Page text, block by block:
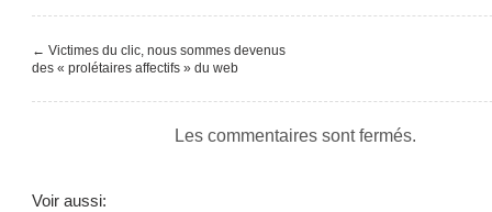
← Victimes du clic, nous sommes devenus
des « prolétaires affectifs » du web
Les commentaires sont fermés.
Voir aussi: